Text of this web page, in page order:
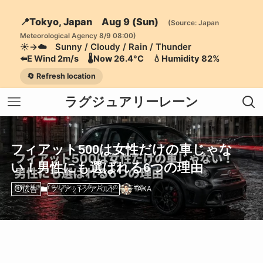
📍Tokyo, Japan Aug 9 (Sun)
(Source: Japan
Meteorological Agency 8/9 08:00)
☀️→☁️ Sunny / Cloudy / Rain / Thunder
⬅️E Wind 2m/s 🌡️Now 26.4°C 💧Humidity 82%
🔄 Refresh location
ラグジュアリーレーン
フィアット500は女性だけの車じゃな
い！男性にも選ばれる6つの理由
広告 フィアット／アバルト TAKA